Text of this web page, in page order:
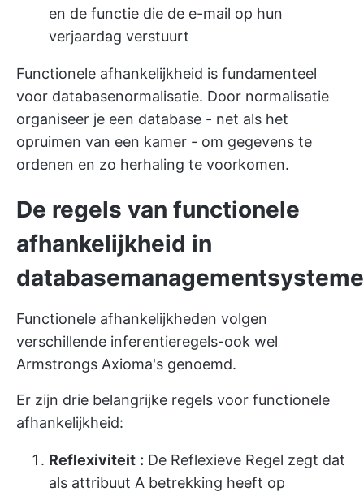
en de functie die de e-mail op hun
verjaardag verstuurt
Functionele afhankelijkheid is fundamenteel
voor databasenormalisatie. Door normalisatie
organiseer je een database - net als het
opruimen van een kamer - om gegevens te
ordenen en zo herhaling te voorkomen.
De regels van functionele
afhankelijkheid in
Functionele afhankelijkheden volgen
verschillende inferentieregels-ook wel
Armstrongs Axioma's genoemd.
Er zijn drie belangrijke regels voor functionele
afhankelijkheid:
Reflexiviteit : De Reflexieve Regel zegt dat
als attribuut A betrekking heeft op